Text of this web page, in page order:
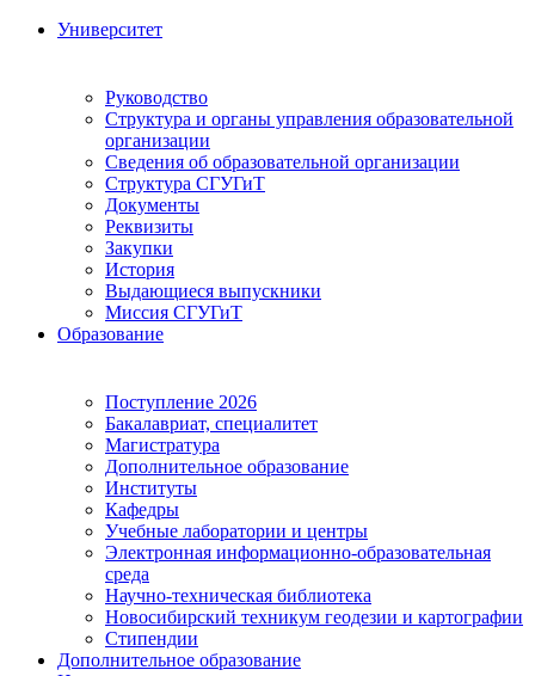
Университет
Руководство
Структура и органы управления образовательной
организации
Сведения об образовательной организации
Структура СГУГиТ
Документы
Реквизиты
Закупки
История
Выдающиеся выпускники
Миссия СГУГиТ
Образование
Поступление 2026
Бакалавриат, специалитет
Магистратура
Дополнительное образование
Институты
Кафедры
Учебные лаборатории и центры
Электронная информационно-образовательная
среда
Научно-техническая библиотека
Новосибирский техникум геодезии и картографии
Стипендии
Дополнительное образование